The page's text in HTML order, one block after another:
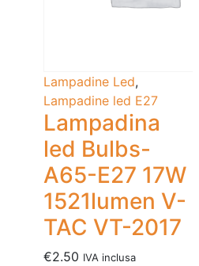
Lampadine Led,
Lampadine led E27
Lampadina
led Bulbs-
A65-E27 17W
1521lumen V-
TAC VT-2017
€2.50 IVA inclusa